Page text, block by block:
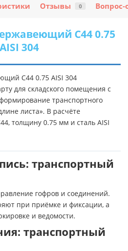
Отзывы 0 Вопрос-
С44 0.75
AISI 304
С44 0.75 AISI 304
для складского помещения с
транспортного
листа». В расчёте
толщину 0.75 мм и сталь AISI
транспортный
гофров и соединений.
при приёмке и фиксации, а
и ведомости.
транспортный